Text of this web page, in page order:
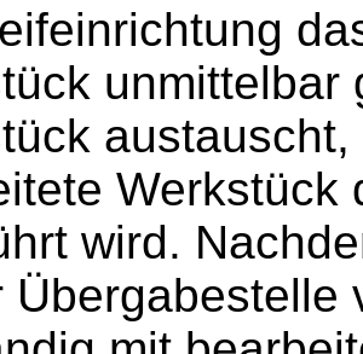
unmittelbar
Werkstück
wird.
Übergabestelle